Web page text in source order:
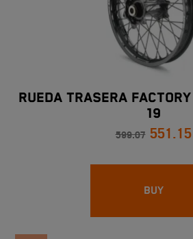
RUEDA TRASERA
19
599.07 551.15
BUY